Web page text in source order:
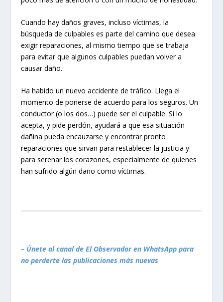
Cuando hay daños graves, incluso víctimas, la
búsqueda de culpables es parte del camino que desea
exigir reparaciones, al mismo tiempo que se trabaja
para evitar que algunos culpables puedan volver a
causar daño.
Ha habido un nuevo accidente de tráfico. Llega el
momento de ponerse de acuerdo para los seguros. Un
conductor (o los dos…) puede ser el culpable. Si lo
acepta, y pide perdón, ayudará a que esa situación
dañina pueda encauzarse y encontrar pronto
reparaciones que sirvan para restablecer la justicia y
para serenar los corazones, especialmente de quienes
han sufrido algún daño como víctimas.
– Únete al canal de El Observador en WhatsApp para
no perderte las publicaciones más nuevas